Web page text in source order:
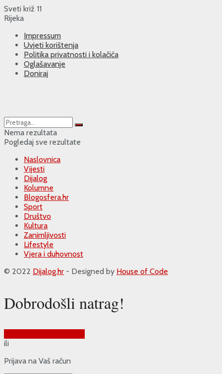
Sveti križ 11
Rijeka
Impressum
Uvjeti korištenja
Politika privatnosti i kolačića
Oglašavanje
Doniraj
Nema rezultata
Pogledaj sve rezultate
Naslovnica
Vijesti
Dijalog
Kolumne
Blogosfera.hr
Sport
Društvo
Kultura
Zanimljivosti
Lifestyle
Vjera i duhovnost
© 2022 Dijalog.hr - Designed by House of Code
Dobrodošli natrag!
ili
Prijava na Vaš račun